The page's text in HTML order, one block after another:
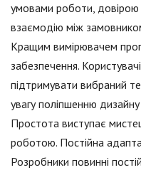
умовами роботи, довірою
взаємодію між
Кращим вимірювачем
забезпечення.
підтримувати вибраний
увагу поліпшенню
Простота виступає
роботою. Постійна
Розробники повинні